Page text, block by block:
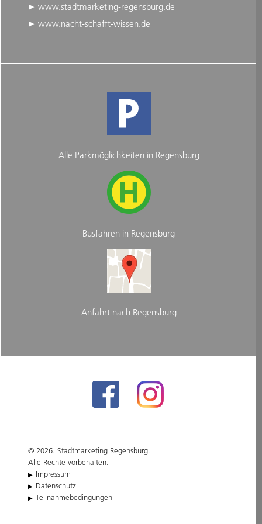
www.stadtmarketing-regensburg.de
www.nacht-schafft-wissen.de
Alle Parkmöglichkeiten in Regensburg
Busfahren in Regensburg
Anfahrt nach Regensburg
© 2026. Stadtmarketing Regensburg.
Alle Rechte vorbehalten.
Impressum
Datenschutz
Teilnahmebedingungen